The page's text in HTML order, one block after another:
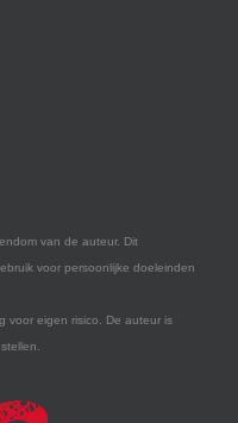
van de auteur. Dit
voor persoonlijke doeleinden
voor eigen risico. De auteur is